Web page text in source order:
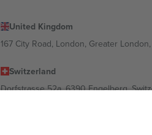
United Kingdom
167 City Road, London, Greater
Switzerland
Dorfstrasse 52a, 6390 Engelberg,